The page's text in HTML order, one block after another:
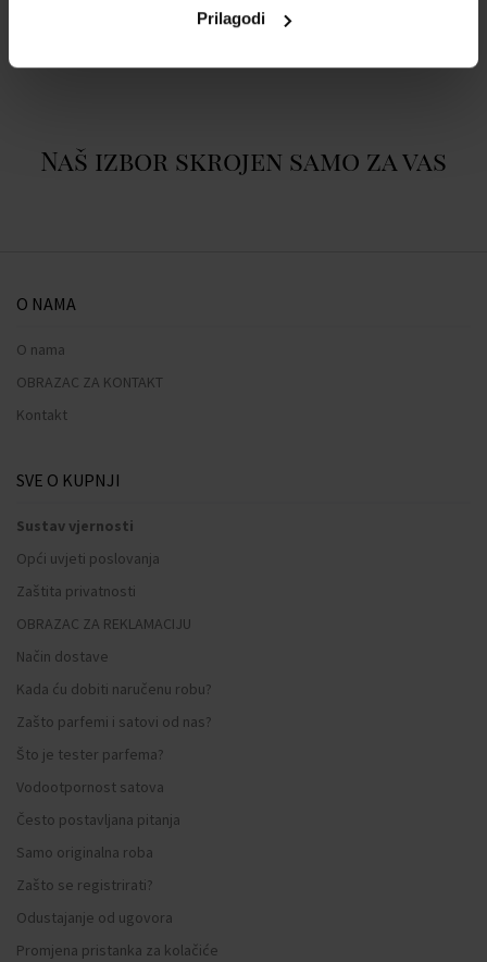
Prilagodi
Naš izbor skrojen samo za vas
O NAMA
O nama
OBRAZAC ZA KONTAKT
Kontakt
SVE O KUPNJI
Sustav vjernosti
Opći uvjeti poslovanja
Zaštita privatnosti
OBRAZAC ZA REKLAMACIJU
Način dostave
Kada ću dobiti naručenu robu?
Zašto parfemi i satovi od nas?
Što je tester parfema?
Vodootpornost satova
Često postavljana pitanja
Samo originalna roba
Zašto se registrirati?
Odustajanje od ugovora
Promjena pristanka za kolačiće